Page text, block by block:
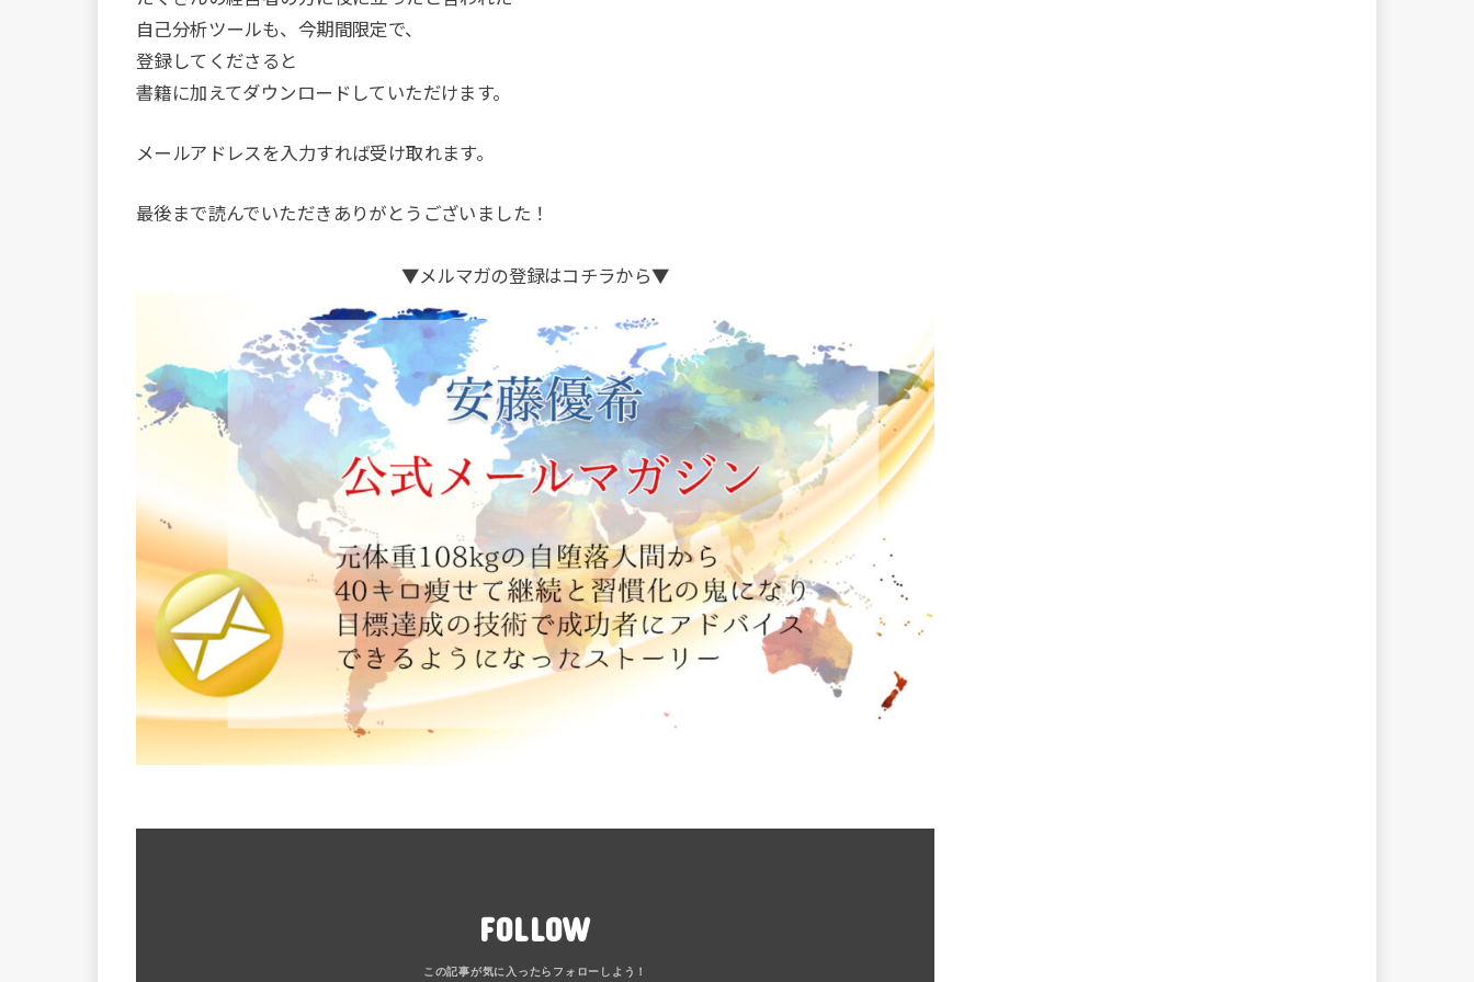
自己分析ツールも、今期間限定で、
登録してくださると
書籍に加えてダウンロードしていただけます。
メールアドレスを入力すれば受け取れます。
最後まで読んでいただきありがとうございました！
▼メルマガの登録はコチラから▼
FOLLOW